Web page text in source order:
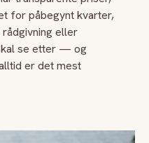
for påbegynt kvarter,
eller
se etter — og
er det mest